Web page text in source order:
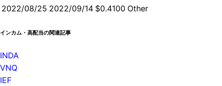
2022/08/25 2022/09/14 $0.4100 Other
インカム・高配当の関連記事
INDA
VNQ
IEF